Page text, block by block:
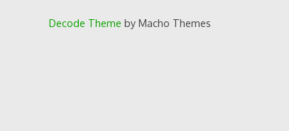
Decode Theme by Macho Themes